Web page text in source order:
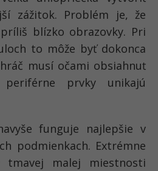
zážitok. Problém je, že
blízko obrazovky. Pri
to môže byť dokonca
musí očami obsiahnuť
prvky unikajú
funguje najlepšie v
podmienkach. Extrémne
tmavej malej miestnosti